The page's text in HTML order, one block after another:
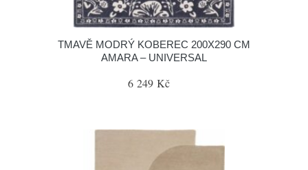
TMAVĚ MODRÝ KOBEREC 200X290 CM
AMARA – UNIVERSAL
6 249 Kč